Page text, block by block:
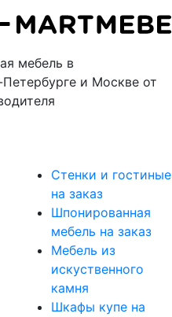
мебель в
и Москве от
Стенки и гостиные
на заказ
Шпонированная
мебель на заказ
Мебель из
искуственного
камня
Шкафы купе на